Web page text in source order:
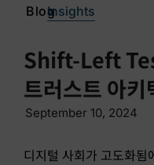
Blog
>
Insights
Shift-Left
트러스트 아키
September 10, 2024
디지털 사회가 고도화됨